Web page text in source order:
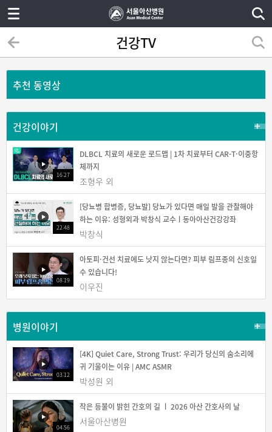
건강TV
추천 동영상
건강이야기
16:27
DLBCL 치료의 새로운 로드맵 | 1차 치료부터 CAR-T·이중항
체까지
조형우 외
22:48
[당뇨병 합병증, 당뇨발] 당뇨가 있다면 매일 발을 관찰해야
하는 이유: 성형외과 박창식 교수ㅣ동아아산건강강좌
박창식
08:19
아토피·건선 치료에도 낫지 않는다면? 피부 림프종의 신호일
수 있습니다!
이우진
병원이야기
03:12
[4K] Quiet Care, Strong Trust: 우리가 당신의 숨소리에
귀 기울이는 이유 | AMC ASMR
박성원 외
04:56
작은 등불이 밝힌 간호의 길 ㅣ 2026 아산 간호사의 날
서울아산병원